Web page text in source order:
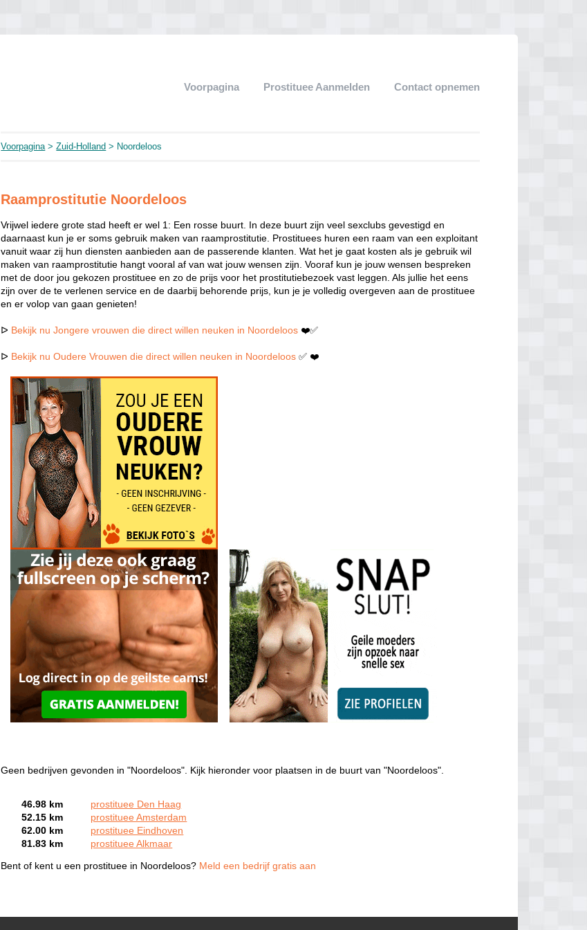
Voorpagina Prostituee Aanmelden Contact opnemen
Voorpagina>Zuid-Holland > Noordeloos
Raamprostitutie Noordeloos
Vrijwel iedere grote stad heeft er wel 1: Een rosse buurt. In deze buurt zijn veel sexclubs gevestigd en
daarnaast kun je er soms gebruik maken van raamprostitutie. Prostituees huren een raam van een exploitant
vanuit waar zij hun diensten aanbieden aan de passerende klanten. Wat het je gaat kosten als je gebruik wil
maken van raamprostitutie hangt vooral af van wat jouw wensen zijn. Vooraf kun je jouw wensen bespreken
met de door jou gekozen prostituee en zo de prijs voor het prostitutiebezoek vast leggen. Als jullie het eens
zijn over de te verlenen service en de daarbij behorende prijs, kun je je volledig overgeven aan de prostituee
en er volop van gaan genieten!
ᐅ Bekijk nu Jongere vrouwen die direct willen neuken in Noordeloos ❤️✅
ᐅ Bekijk nu Oudere Vrouwen die direct willen neuken in Noordeloos ✅ ❤️
Geen bedrijven gevonden in "Noordeloos". Kijk hieronder voor plaatsen in de buurt van "Noordeloos".
46.98 km
prostituee Den Haag
52.15 km
prostituee Amsterdam
62.00 km
prostituee Eindhoven
81.83 km
prostituee Alkmaar
Bent of kent u een prostituee in Noordeloos? Meld een bedrijf gratis aan